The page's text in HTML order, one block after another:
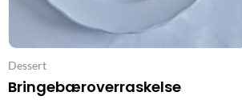
Dessert
Bringebæroverraskelse